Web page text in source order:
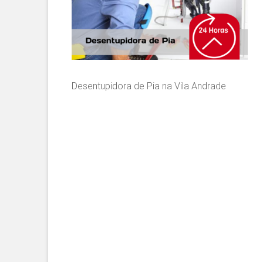
Desentupidora de Pia na Vila Andrade